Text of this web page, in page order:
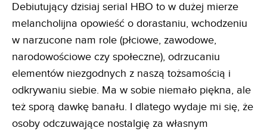
Debiutujący dzisiaj serial HBO to w dużej mierze
melancholijna opowieść o dorastaniu, wchodzeniu
w narzucone nam role (płciowe, zawodowe,
narodowościowe czy społeczne), odrzucaniu
elementów niezgodnych z naszą tożsamością i
odkrywaniu siebie. Ma w sobie niemało piękna, ale
też sporą dawkę banału. I dlatego wydaje mi się, że
osoby odczuwające nostalgię za własnym